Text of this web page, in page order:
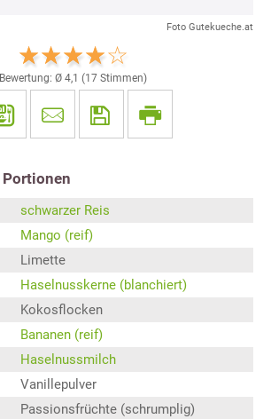
Foto Gutekueche.at
Bewertung: Ø 4,1 (17Stimmen)
Portionen
schwarzer Reis
Mango (reif)
Limette
Haselnusskerne (blanchiert)
Kokosflocken
Bananen (reif)
Haselnussmilch
Vanillepulver
Passionsfrüchte (schrumplig)